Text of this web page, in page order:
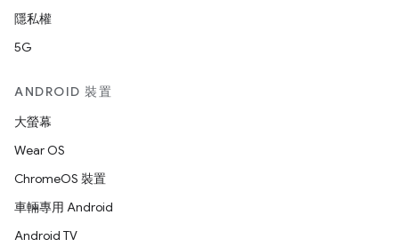
隱私權
5G
ANDROID 裝置
大螢幕
Wear OS
ChromeOS 裝置
車輛專用 Android
Android TV